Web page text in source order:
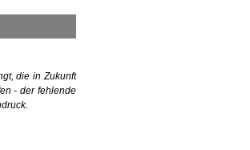
die in Zukunft
- der fehlende